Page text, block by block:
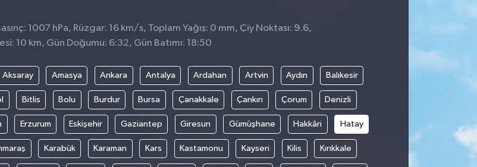
1007 hPa, Rüzgar: 16 km/s, Toplam Yağış: 0 mm, Çiy Noktası: 9.6,
10 km, Gün Doğumu: 6:32, Gün Batımı: 18:50
Aksaray Amasya Ankara Antalya Ardahan Artvin Aydın Balıkesir
Bitlis Bolu Burdur Bursa Çanakkale Çankırı Çorum Denizli
Erzurum Eskişehir Gaziantep Giresun Gümüşhane Hakkâri Hatay
Karabük Karaman Kars Kastamonu Kayseri Kilis Kırıkkale